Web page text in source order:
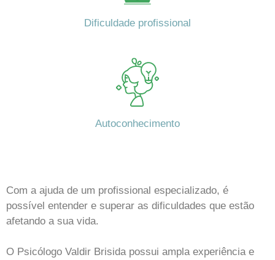
Dificuldade profissional
Autoconhecimento
Com a ajuda de um profissional especializado, é
possível entender e superar as dificuldades que estão
afetando a sua vida.
O Psicólogo Valdir Brisida possui ampla experiência e